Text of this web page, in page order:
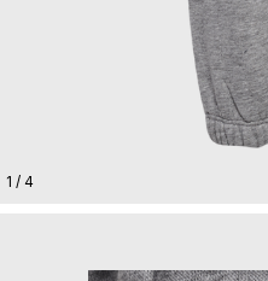
1 / 4